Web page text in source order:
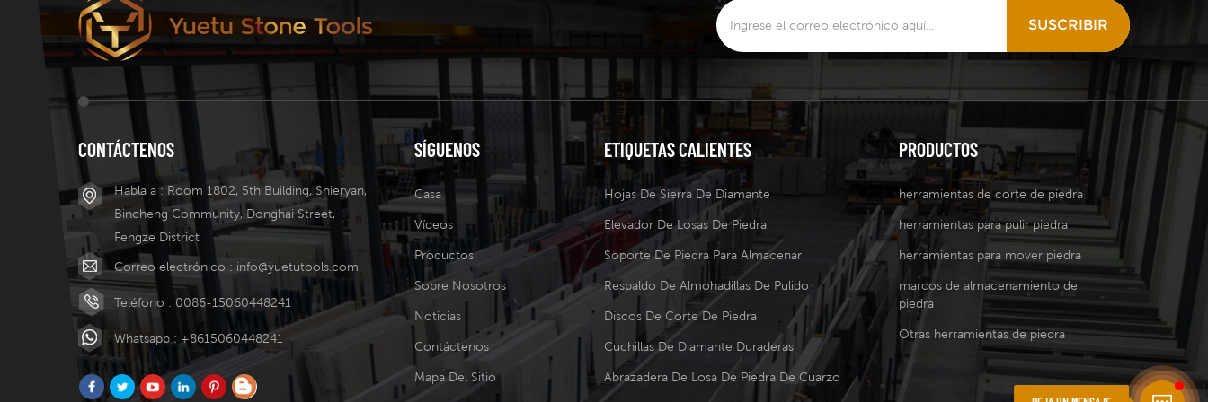
SUSCRIBIR
CONTÁCTENOS
Habla a : Room 1802, 5th Building, Shieryan,
Bincheng Community, Donghai Street,
Fengze District
Correo electrónico : info@yuetutools.com
Teléfono : 0086-15060448241
Whatsapp : +8615060448241
SÍGUENOS
Casa
Vídeos
Productos
Sobre Nosotros
Noticias
Contáctenos
Mapa Del Sitio
ETIQUETAS CALIENTES
Hojas De Sierra De Diamante
Elevador De Losas De Piedra
Soporte De Piedra Para Almacenar
Respaldo De Almohadillas De Pulido
Discos De Corte De Piedra
Cuchillas De Diamante Duraderas
Abrazadera De Losa De Piedra De Cuarzo
PRODUCTOS
herramientas de corte de piedra
herramientas para pulir piedra
herramientas para mover piedra
marcos de almacenamiento de
piedra
Otras herramientas de piedra